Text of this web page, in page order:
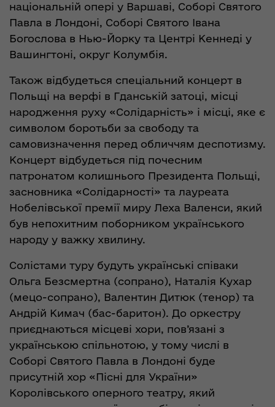
національній опері у Варшаві, Соборі Святого
Павла в Лондоні, Соборі Святого Івана
Богослова в Нью-Йорку та Центрі Кеннеді у
Вашингтоні, округ Колумбія.
Також відбудеться спеціальний концерт в
Польщі на верфі в Гданській затоці, місці
народження руху «Солідарність» і місці, яке є
символом боротьби за свободу та
самовизначення перед обличчям деспотизму.
Концерт відбудеться під почесним
патронатом колишнього Президента Польщі,
засновника «Солідарності» та лауреата
Нобелівської премії миру Леха Валенси, який
був непохитним поборником українського
народу у важку хвилину.
Солістами туру будуть українські співаки
Ольга Безсмертна (сопрано), Наталія Кухар
(мецо-сопрано), Валентин Дитюк (тенор) та
Андрій Кимач (бас-баритон). До оркестру
приєднаються місцеві хори, пов’язані з
українською спільнотою, у тому числі в
Соборі Святого Павла в Лондоні буде
присутній хор «Пісні для України»
Королівського оперного театру, який